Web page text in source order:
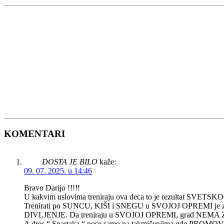
KOMENTARI
DOSTA JE BILO kaže:
09. 07. 2025. u 14:46
Bravo Darijo !!!!!
U kakvim uslovima treniraju ova deca to je rezultat
Trenirati po SUNCU, KIŠI i SNEGU u SVOJOJ OPREMI je
DIVLJENJE. Da treniraju u SVOJOJ OPREMI, grad NEMA